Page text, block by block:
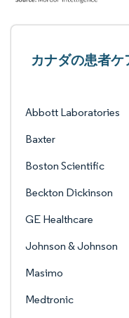
カナダの患者
Abbott Laboratories
Baxter
Boston Scientific
Beckton Dickinson
GE Healthcare
Johnson & Johnson
Masimo
Medtronic